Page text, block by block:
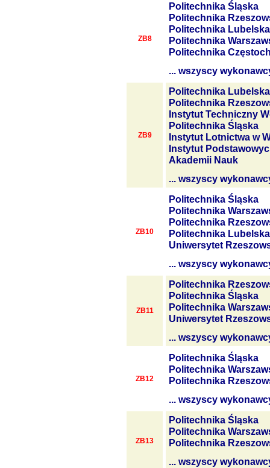
ZB8
Politechnika Śląska
Politechnika
Politechnika Lubelska
Politechnika
Politechnika
... wszyscy
ZB9
Politechnika Lubelska
Politechnika
Instytut Techniczny
Politechnika Śląska
Instytut Lotnictwa w
Instytut
Akademii Nauk
... wszyscy
ZB10
Politechnika Śląska
Politechnika
Politechnika
Politechnika Lubelska
Uniwersytet
... wszyscy
ZB11
Politechnika
Politechnika Śląska
Politechnika
Uniwersytet
... wszyscy
ZB12
Politechnika Śląska
Politechnika
Politechnika
... wszyscy
ZB13
Politechnika Śląska
Politechnika
Politechnika
... wszyscy